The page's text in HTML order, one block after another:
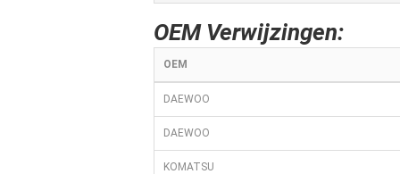
OEM Verwijzingen:
OEM
DAEWOO
DAEWOO
KOMATSU